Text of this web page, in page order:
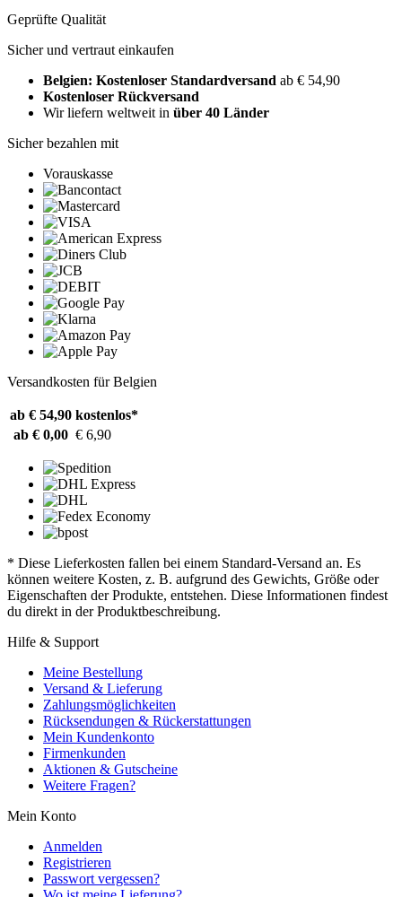
Geprüfte Qualität
Sicher und vertraut einkaufen
Belgien: Kostenloser Standardversand ab € 54,90
Kostenloser Rückversand
Wir liefern weltweit in über 40 Länder
Sicher bezahlen mit
Vorauskasse
Versandkosten für Belgien
ab € 54,90 kostenlos*
ab € 0,00 € 6,90
* Diese Lieferkosten fallen bei einem Standard-Versand an. Es
können weitere Kosten, z. B. aufgrund des Gewichts, Größe oder
Eigenschaften der Produkte, entstehen. Diese Informationen findest
du direkt in der Produktbeschreibung.
Hilfe & Support
Meine Bestellung
Versand & Lieferung
Zahlungsmöglichkeiten
Rücksendungen & Rückerstattungen
Mein Kundenkonto
Firmenkunden
Aktionen & Gutscheine
Weitere Fragen?
Mein Konto
Anmelden
Registrieren
Passwort vergessen?